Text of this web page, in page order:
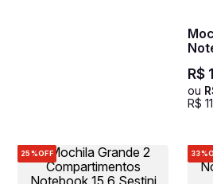
R$
ou
R$
25%OFF 33%